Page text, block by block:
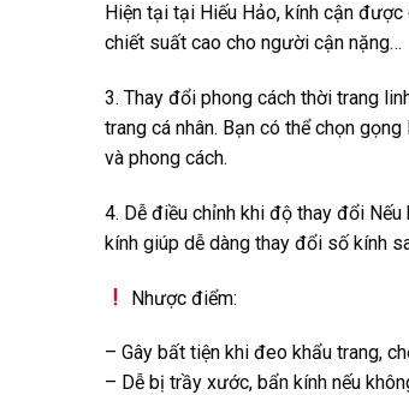
Hiện tại tại Hiếu Hảo, kính cận
chiết suất cao cho người cận nặng…
3. Thay đổi phong cách thời trang
trang cá nhân. Bạn có thể chọn
và phong cách.
4. Dễ điều chỉnh khi độ thay đổi
kính giúp dễ dàng thay đổi số kính
Nhược điểm:
– Gây bất tiện khi đeo khẩu trang,
– Dễ bị trầy xước, bẩn kính nếu